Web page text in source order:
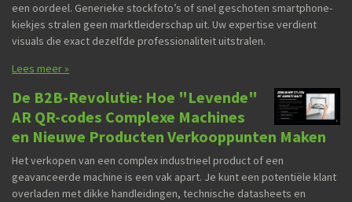
een oordeel. Generieke stockfoto’s of snel geschoten smartphone-
kiekjes stralen geen marktleiderschap uit. Uw expertise verdient
visuals die exact dezelfde professionaliteit uitstralen.
Lees meer »
De B2B-Revolutie: Hoe "Levende"
AR QR-codes Complexe Machines
en Nieuwe Producten Verkooppunten Maken
Het verkopen van een complex industrieel product of een
geavanceerde machine is een vak apart. Je kunt een potentiële klant
overladen met dikke handleidingen, technische datasheets en